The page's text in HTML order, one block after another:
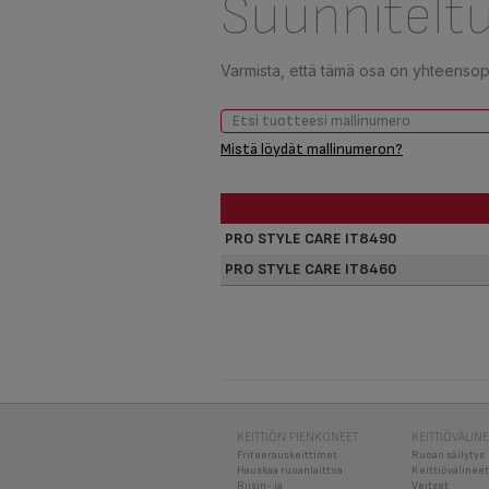
Varmista, että tämä osa on
Mistä löydät mallinumeron?
PRO STYLE CARE IT8490
PRO STYLE CARE IT8460
KEITTIÖN PIENKONEET
Friteerauskeittimet
Hauskaa ruoanlaittoa
Riisin- ja
Ruoan säilytys
Keittiövälineet
Veitset